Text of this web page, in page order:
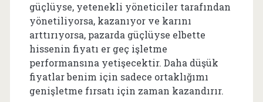
güçlüyse, yetenekli yöneticiler tarafından
yönetiliyorsa, kazanıyor ve karını
arttırıyorsa, pazarda güçlüyse elbette
hissenin fiyatı er geç işletme
performansına yetişecektir. Daha düşük
fiyatlar benim için sadece ortaklığımı
genişletme fırsatı için zaman kazandırır.